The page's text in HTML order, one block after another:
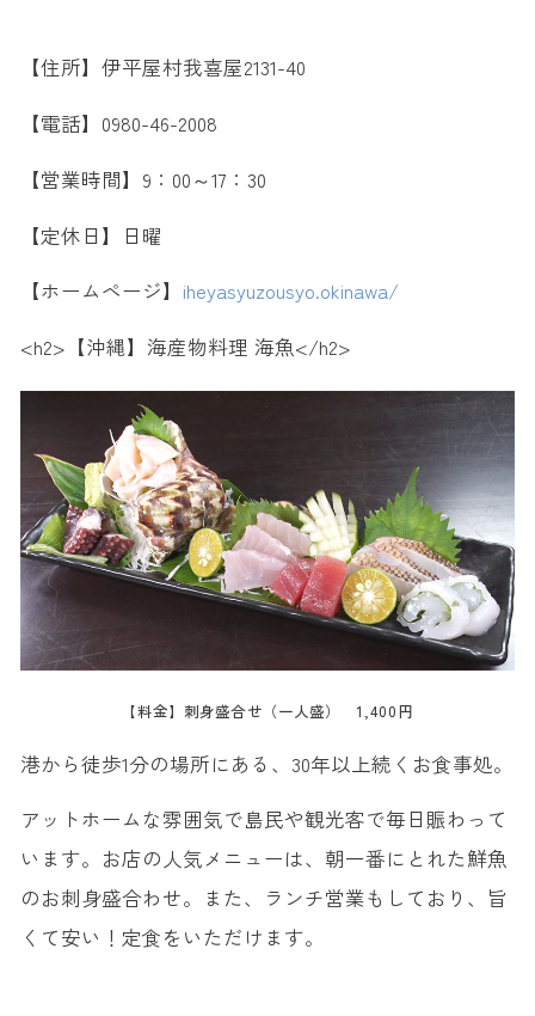
【住所】伊平屋村我喜屋2131-40
【電話】0980-46-2008
【営業時間】9：00～17：30
【定休日】日曜
【ホームページ】 iheyasyuzousyo.okinawa/
<h2>【沖縄】海産物料理 海魚</h2>
【料金】刺身盛合せ（一人盛） 1,400円
港から徒歩1分の場所にある、30年以上続くお食事処。
アットホームな雰囲気で島民や観光客で毎日賑わって
います。お店の人気メニューは、朝一番にとれた鮮魚
のお刺身盛合わせ。また、ランチ営業もしており、旨
くて安い！定食をいただけます。